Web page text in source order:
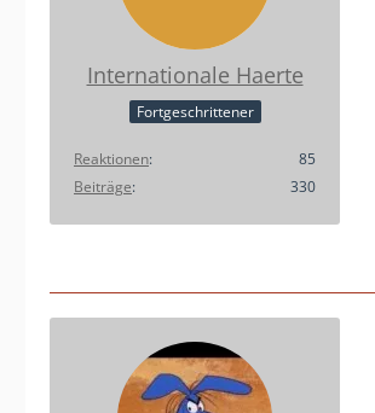
Internationale Haerte
Fortgeschrittener
Reaktionen
85
Beiträge
330